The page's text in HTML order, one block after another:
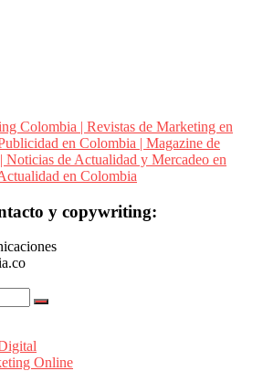
y copywriting:
Online